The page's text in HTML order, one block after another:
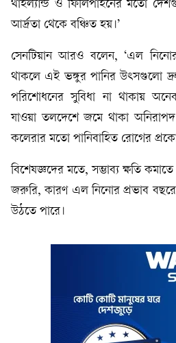
থাইল্যান্ড ও ফিলিপাইনের মতো
আর্দ্রতা থেকে বঞ্চিত হয়।’
সেনটিয়ান আরও বলেন, ‘এল
থাকলে এই ভঙ্গুর পানির উৎসগুলো
পরিশোধনের সুবিধা না থাকায়
যাওয়া তলদেশে জমে থাকা
কলেরার মতো পানিবাহিত রোগের
বিশেষজ্ঞদের মতে, সম্ভাব্য ক্ষতি
জরুরি, কারণ এল নিনোর প্রভাব বছরের
উঠতে পারে।